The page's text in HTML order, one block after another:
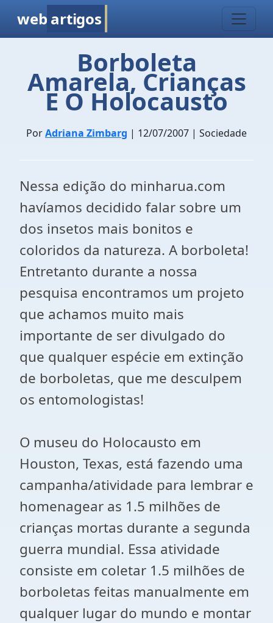
web artigos
Borboleta
Amarela, Crianças
E O Holocausto
PorAdriana Zimbarg | 12/07/2007 | Sociedade
Nessa edição do minharua.com
havíamos decidido falar sobre um
dos insetos mais bonitos e
coloridos da natureza. A borboleta!
Entretanto durante a nossa
pesquisa encontramos um projeto
que achamos muito mais
importante de ser divulgado do
que qualquer espécie em extinção
de borboletas, que me desculpem
os entomologistas!
O museu do Holocausto em
Houston, Texas, está fazendo uma
campanha/atividade para lembrar e
homenagear as 1.5 milhões de
crianças mortas durante a segunda
guerra mundial. Essa atividade
consiste em coletar 1.5 milhões de
borboletas feitas manualmente em
qualquer lugar do mundo e montar